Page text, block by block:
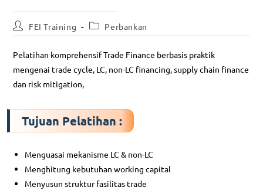
FEI Training Perbankan
Pelatihan komprehensif Trade Finance berbasis praktik
mengenai trade cycle, LC, non-LC financing, supply chain finance
dan risk mitigation,
Tujuan Pelatihan :
Menguasai mekanisme LC & non-LC
Menghitung kebutuhan working capital
Menyusun struktur fasilitas trade